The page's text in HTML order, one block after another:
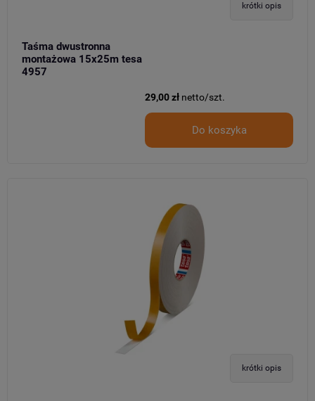
krótki opis
Taśma dwustronna
montażowa 15x25m tesa
4957
29,00 zł netto/szt.
Do koszyka
krótki opis